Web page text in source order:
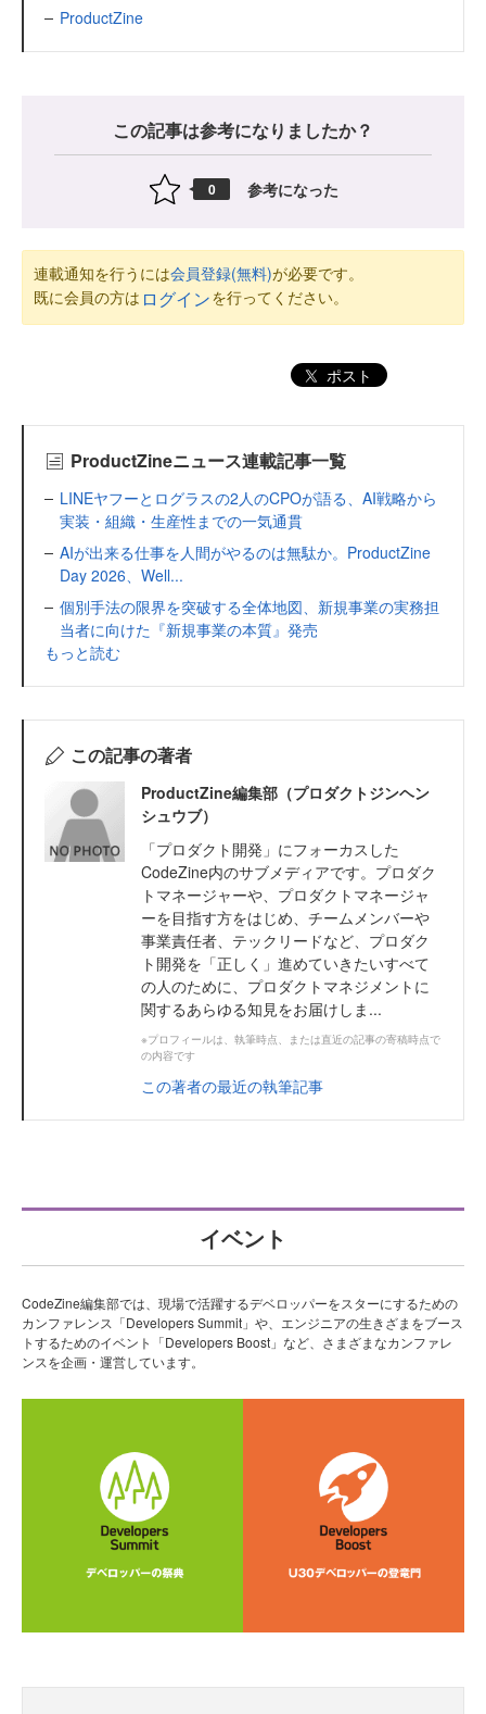
ProductZine
この記事は参考になりましたか？
0 参考になった
連載通知を行うには会員登録(無料)が必要です。
既に会員の方は ログインを行ってください。
ポスト
ProductZineニュース連載記事一覧
LINEヤフーとログラスの2人のCPOが語る、AI戦略から
実装・組織・生産性までの一気通貫
AIが出来る仕事を人間がやるのは無駄か。ProductZine
Day 2026、Well...
個別手法の限界を突破する全体地図、新規事業の実務担
当者に向けた『新規事業の本質』発売
もっと読む
この記事の著者
ProductZine編集部（プロダクトジンヘン
シュウブ）
「プロダクト開発」にフォーカスした
CodeZine内のサブメディアです。プロダク
トマネージャーや、プロダクトマネージャ
ーを目指す方をはじめ、チームメンバーや
事業責任者、テックリードなど、プロダク
ト開発を「正しく」進めていきたいすべて
の人のために、プロダクトマネジメントに
関するあらゆる知見をお届けしま...
※プロフィールは、執筆時点、または直近の記事の寄稿時点で
の内容です
この著者の最近の執筆記事
イベント
CodeZine編集部では、現場で活躍するデベロッパーをスターにするための
カンファレンス「Developers Summit」や、エンジニアの生きざまをブース
トするためのイベント「Developers Boost」など、さまざまなカンファレ
ンスを企画・運営しています。